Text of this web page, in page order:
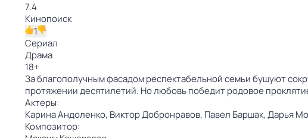
7.4
Кинопоиск
1
Сериал
Драма
18+
За благополучным фасадом респектабельной семьи бушуют
протяжении десятилетий. Но любовь победит родовое
Актеры:
Карина Андоленко, Виктор Добронравов, Павел Баршак,Дарья
Композитор: